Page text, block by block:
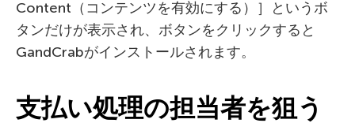
Content（コンテンツを有効にする）］というボ
タンだけが表示され、ボタンをクリックすると
GandCrabがインストールされます。
支払い処理の担当者を狙う